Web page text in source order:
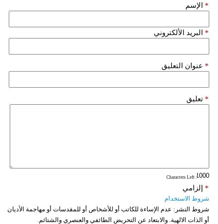
سيارات
الإسم *
البريد الألكتروني *
عنوان التعليق *
تعليق *
: Characters Left
إلزامي *
شروط الاستخدام
شروط النشر: عدم الإساءة للكاتب أو للأشخاص أو للمقدسات أو مهاجمة الأديان
أو الذات الالهية. والابتعاد عن التحريض الطائفي والعنصري والشتائم.